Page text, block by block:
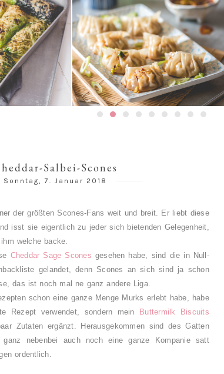
Rouladen
Gedämpfte Jiaozi mit
Schweinefleischfüllung | 餃子 / 饺
子
Salbei-Scones
Sonntag, 7. Januar 2018
der größten Scones-Fans weit und breit. Er liebt diese
isst sie eigentlich zu jeder sich bietenden Gelegenheit,
welche backe.
Cheddar Sage Scones gesehen habe, sind die in Null-
gelandet, denn Scones an sich sind ja schon
das ist noch mal ne ganz andere Liga.
schon eine ganze Menge Murks erlebt habe, habe
Rezept verwendet, sondern mein
Buttermilk Biscuits
Zutaten ergänzt. Herausgekommen sind des Gatten
ganz nebenbei auch noch eine ganze Kompanie satt
ordentlich.